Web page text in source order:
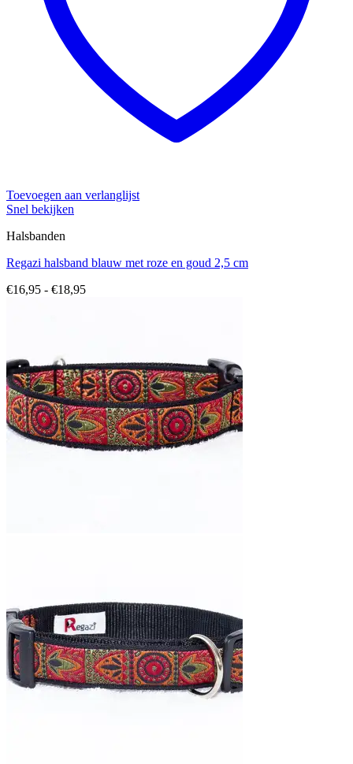
Toevoegen aan verlanglijst
Snel bekijken
Halsbanden
Regazi halsband blauw met roze en goud 2,5 cm
€16,95 - €18,95Prijsklasse: